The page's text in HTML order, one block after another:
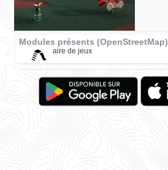
Modules présents (OpenStreetMap)
aire de jeux